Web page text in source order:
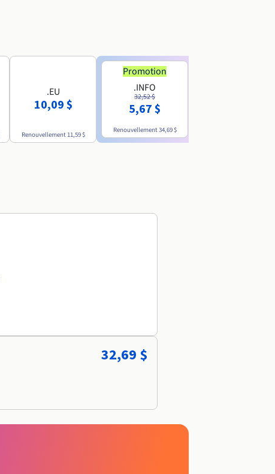
.EU
10,09 $
Renouvellement 11,59 $
Promotion
.INFO
32,52 $
5,67 $
Renouvellement34,69 $
32,69 $